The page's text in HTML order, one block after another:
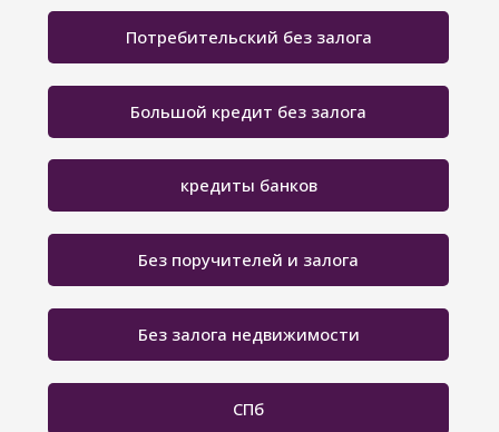
кредиты банков
Без залога недвижимости
СПб
Без поручителей и залога
Большой кредит без залога
Потребительский без залога